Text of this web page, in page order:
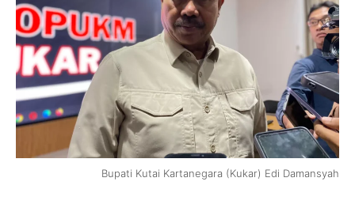
Bupati Kutai Kartanegara (Kukar) Edi Damansyah